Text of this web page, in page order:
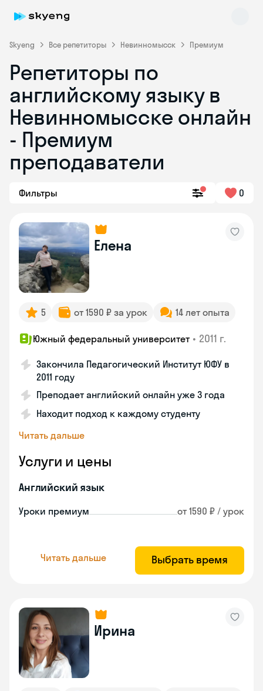
Skyeng Все репетиторы Невинномысск Премиум
Репетиторы по
английскому языку в
Невинномысске онлайн
- Премиум
преподаватели
Фильтры 0
Елена
5 от 1590 ₽ за урок 14 лет опыта
Южный федеральный университет • 2011 г.
Закончила Педагогический Институт ЮФУ в
2011 году
Преподает английский онлайн уже 3 года
Находит подход к каждому студенту
Читать дальше
Услуги и цены
Английский язык
Уроки премиум от 1590 ₽ / урок
Читать дальше Выбрать время
Ирина
Skyeng Chat
online